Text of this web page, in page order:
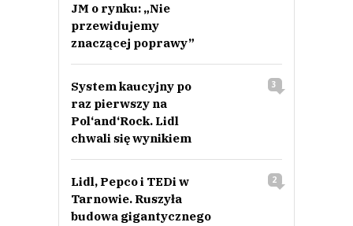
JM o rynku: „Nie
przewidujemy
znaczącej poprawy”
System kaucyjny po
raz pierwszy na
Pol‘and‘Rock. Lidl
chwali się wynikiem
3
Lidl, Pepco i TEDi w
Tarnowie. Ruszyła
budowa gigantycznego
2